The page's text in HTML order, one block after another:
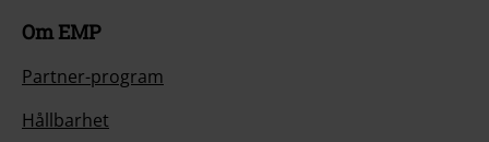
Om EMP
Partner-program
Hållbarhet